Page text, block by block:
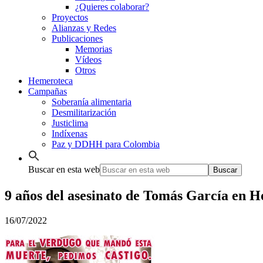
¿Quieres colaborar?
Proyectos
Alianzas y Redes
Publicaciones
Memorias
Vídeos
Otros
Hemeroteca
Campañas
Soberanía alimentaria
Desmilitarización
Justiclima
Indíxenas
Paz y DDHH para Colombia
Buscar en esta web
9 años del asesinato de Tomás García en
16/07/2022